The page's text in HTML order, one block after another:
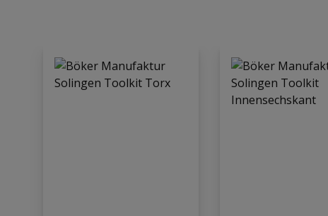
Produktgalerie überspringen